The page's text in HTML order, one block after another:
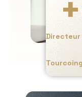
Directeur
Tourcoing
+